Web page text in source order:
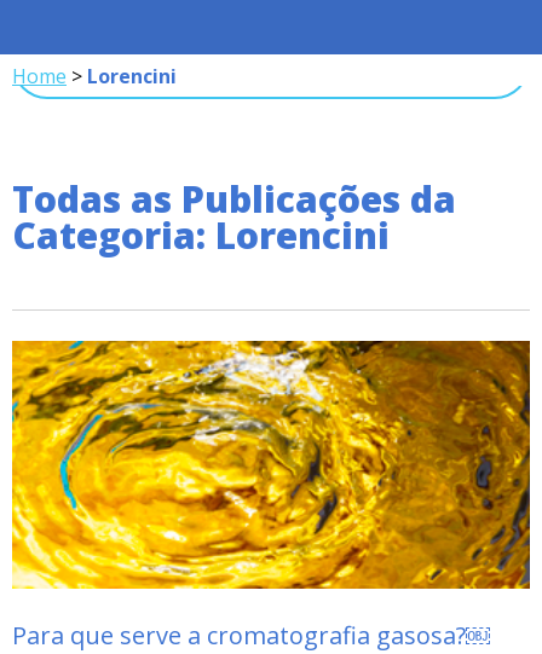
Home > Lorencini
Todas as Publicações da
Categoria: Lorencini
Para que serve a cromatografia gasosa?￼